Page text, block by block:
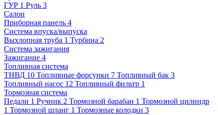
ГУР 1 Руль 3
Салон
Приборная панель 4
Система впуска/выпуска
Выхлопная труба 1 Турбина 2
Система зажигания
Зажигание 4
Топливная система
ТНВД 10 Топливные форсунки 7 Топливный бак 3
Топливный насос 12 Топливный фильтр 1
Тормозная система
Педали 1 Ручник 2 Тормозной барабан 1 Тормозной цилиндр
1 Тормозной шланг 1 Тормозные колодки 3